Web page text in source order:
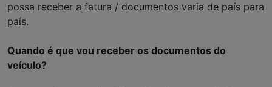
possa receber a fatura / documentos varia de país para
país.
Quando é que vou receber os documentos do
veículo?